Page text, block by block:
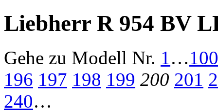
Liebherr R 954 BV
Gehe zu Modell Nr. 1…100
196 197 198 199 200 201
240…